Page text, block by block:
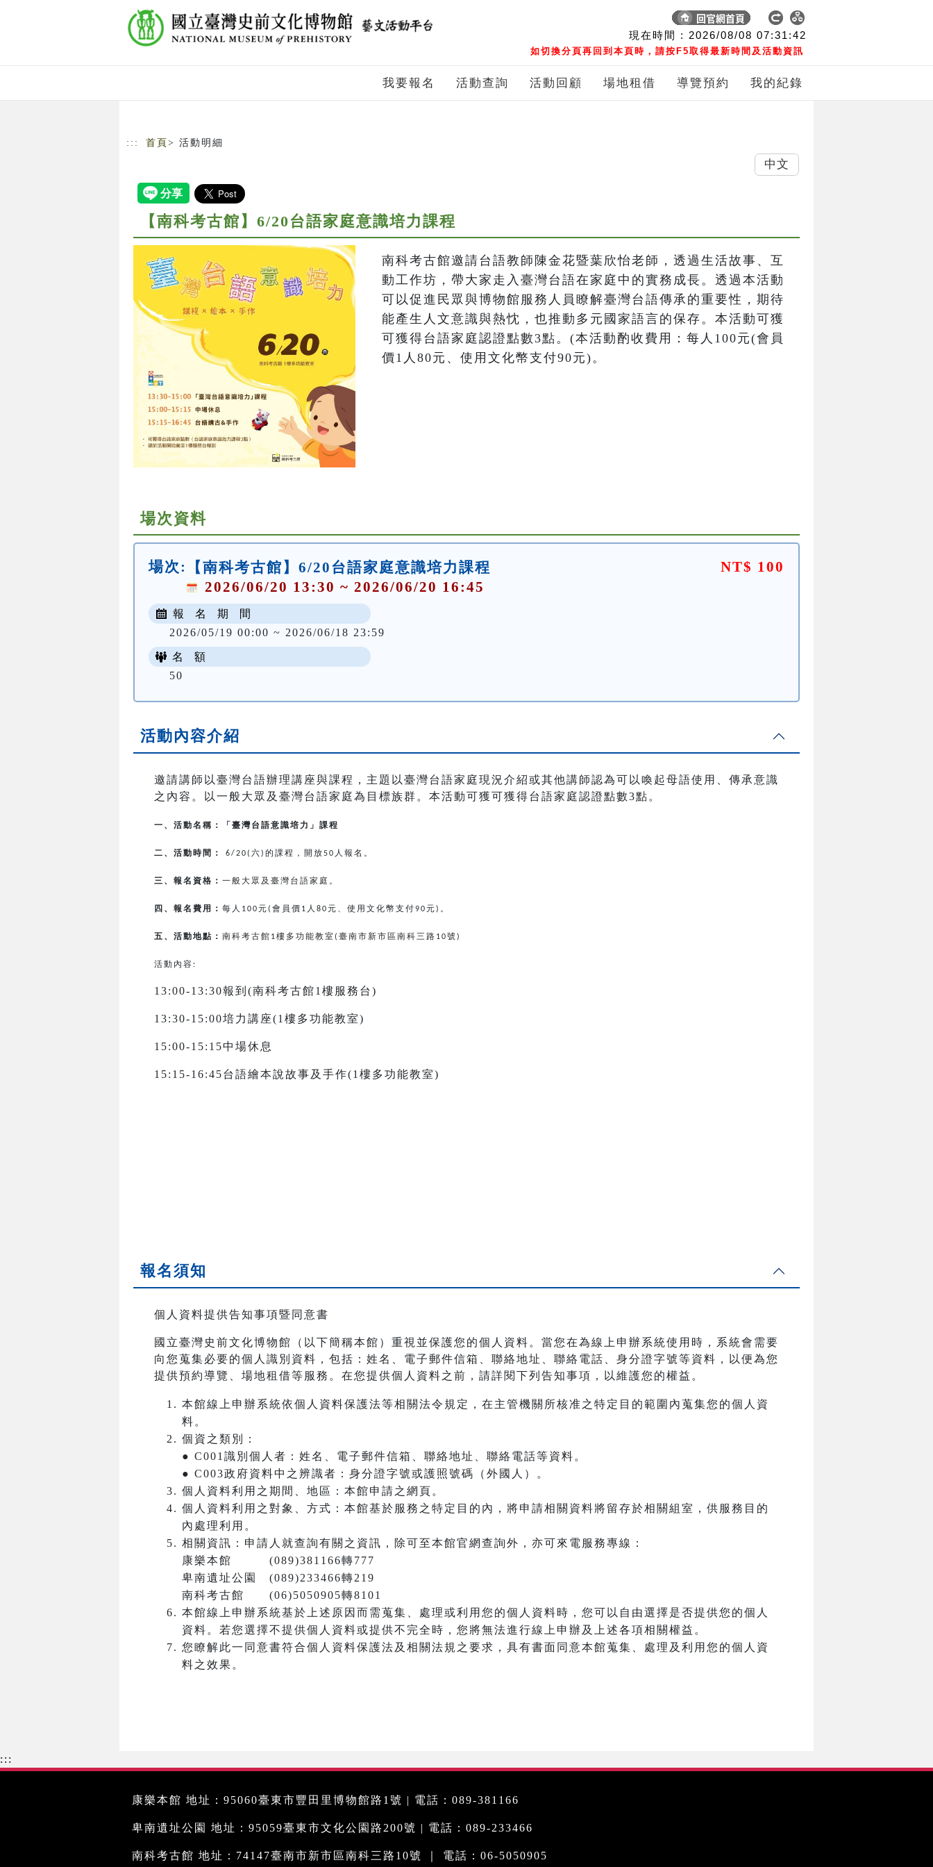
現在時間 : 2026/08/08 07:31:42
如切換分頁再回到本頁時，請按F5取得最新時間及活動資訊
我要報名 活動查詢 活動回顧 場地租借 導覽預約 我的紀錄
::: 首頁 > 活動明細
【南科考古館】6/20台語家庭意識培力課程
南科考古館邀請台語教師陳金花暨葉欣怡老師，透過生活故事、互
動工作坊，帶大家走入臺灣台語在家庭中的實務成長。透過本活動
可以促進民眾與博物館服務人員瞭解臺灣台語傳承的重要性，期待
能產生人文意識與熱忱，也推動多元國家語言的保存。本活動可獲
可獲得台語家庭認證點數3點。(本活動酌收費用：每人100元(會員
價1人80元、使用文化幣支付90元)。
場次資料
場次:
【南科考古館】6/20台語家庭意識培力課程
2026/06/20 13:30 ~ 2026/06/20 16:45
NT$ 100
報 名 期 間
2026/05/19 00:00 ~ 2026/06/18 23:59
名 額
50
活動內容介紹
邀請講師以臺灣台語辦理講座與課程，主題以臺灣台語家庭現況介紹或其他講師認為可以喚起母語使用、傳承意識
之內容。以一般大眾及臺灣台語家庭為目標族群。本活動可獲可獲得台語家庭認證點數3點。
一、活動名稱：「臺灣台語意識培力」課程
二、活動時間： 6/20( 六 ) 的課程，開放50 人報名。
三、報名資格： 一般大眾及臺灣台語家庭。
四、報名費用： 每人 100元( 會員價 1 人 80元、使用文化幣支付90元 ) 。
五、活動地點： 南科考古館 1樓多功能教室( 臺南市新市區南科三路 10號 )
活動內容:
13:00-13:30報到(南科考古館1樓服務台)
13:30-15:00培力講座(1樓多功能教室)
15:00-15:15中場休息
15:15-16:45台語繪本說故事及手作(1樓多功能教室)
報名須知
個人資料提供告知事項暨同意書
國立臺灣史前文化博物館（以下簡稱本館）重視並保護您的個人資料。當您在為線上申辦系統使用時，系統會需要
向您蒐集必要的個人識別資料，包括：姓名、電子郵件信箱、聯絡地址、聯絡電話、身分證字號等資料，以便為您
提供預約導覽、場地租借等服務。在您提供個人資料之前，請詳閱下列告知事項，以維護您的權益。
本館線上申辦系統依個人資料保護法等相關法令規定，在主管機關所核准之特定目的範圍內蒐集您的個人資
料。
個資之類別：
● C001識別個人者：姓名、電子郵件信箱、聯絡地址、聯絡電話等資料。
● C003政府資料中之辨識者：身分證字號或護照號碼（外國人）。
個人資料利用之期間、地區：本館申請之網頁。
個人資料利用之對象、方式：本館基於服務之特定目的內，將申請相關資料將留存於相關組室，供服務目的
內處理利用。
相關資訊：申請人就查詢有關之資訊，除可至本館官網查詢外，亦可來電服務專線：
康樂本館 (089)381166轉777
卑南遺址公園 (089)233466轉219
南科考古館 (06)5050905轉8101
本館線上申辦系統基於上述原因而需蒐集、處理或利用您的個人資料時，您可以自由選擇是否提供您的個人
資料。若您選擇不提供個人資料或提供不完全時，您將無法進行線上申辦及上述各項相關權益。
您瞭解此一同意書符合個人資料保護法及相關法規之要求，具有書面同意本館蒐集、處理及利用您的個人資
料之效果。
:::
康樂本館 地址：95060臺東市豐田里博物館路1號 | 電話：089-381166
卑南遺址公園 地址：95059臺東市文化公園路200號 | 電話：089-233466
南科考古館 地址：74147臺南市新市區南科三路10號 ｜ 電話：06-5050905